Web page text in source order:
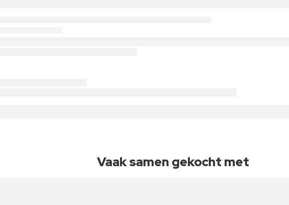
Vaak samen gekocht met